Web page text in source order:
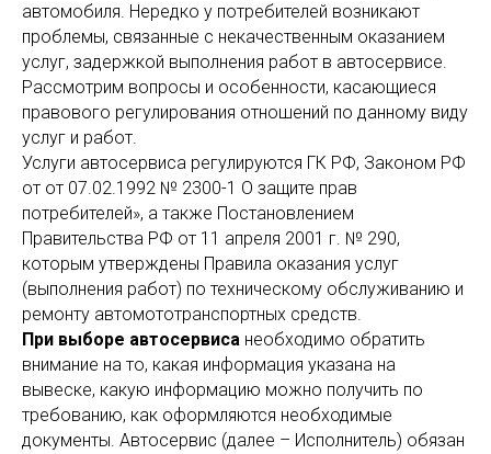
автомобиля. Нередко у потребителей возникают
проблемы, связанные с некачественным оказанием
услуг, задержкой выполнения работ в автосервисе.
Рассмотрим вопросы и особенности, касающиеся
правового регулирования отношений по данному виду
услуг и работ.
Услуги автосервиса регулируются ГК РФ, Законом РФ
от от 07.02.1992 № 2300-1 О защите прав
потребителей», а также Постановлением
Правительства РФ от 11 апреля 2001 г. № 290,
которым утверждены Правила оказания услуг
(выполнения работ) по техническому обслуживанию и
ремонту автомототранспортных средств.
При выборе автосервиса необходимо обратить
внимание на то, какая информация указана на
вывеске, какую информацию можно получить по
требованию, как оформляются необходимые
документы. Автосервис (далее – Исполнитель) обязан